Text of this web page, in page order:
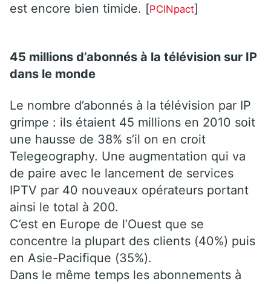
est encore bien timide. [PCINpact]
45 millions d’abonnés à la télévision sur IP
dans le monde
Le nombre d’abonnés à la télévision par IP
grimpe : ils étaient 45 millions en 2010 soit
une hausse de 38% s’il on en croit
Telegeography. Une augmentation qui va
de paire avec le lancement de services
IPTV par 40 nouveaux opérateurs portant
ainsi le total à 200.
C’est en Europe de l’Ouest que se
concentre la plupart des clients (40%) puis
en Asie-Pacifique (35%).
Dans le même temps les abonnements à